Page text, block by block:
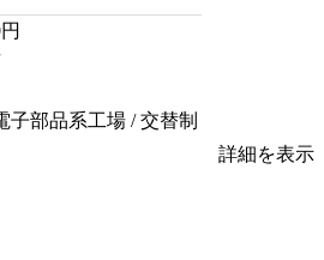
円
子部品系工場 / 交替制
詳細を表示